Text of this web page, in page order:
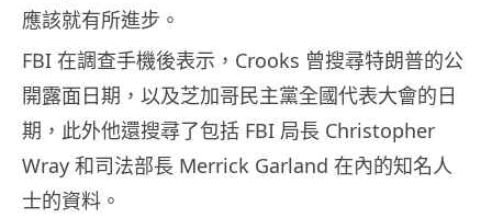
應該就有所進步。
FBI 在調查手機後表示，Crooks 曾搜尋特朗普的公
開露面日期，以及芝加哥民主黨全國代表大會的日
期，此外他還搜尋了包括 FBI 局長 Christopher
Wray 和司法部長 Merrick Garland 在內的知名人
士的資料。